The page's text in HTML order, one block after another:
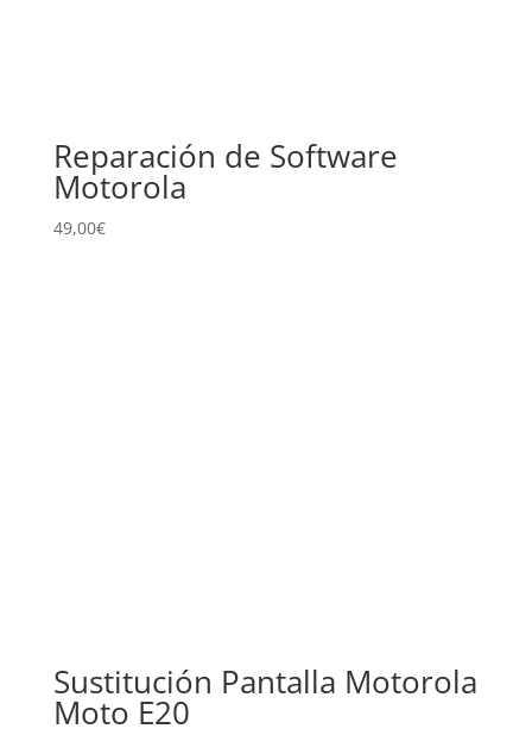
Reparación de Software
Motorola
49,00€
Sustitución Pantalla Motorola
Moto E20